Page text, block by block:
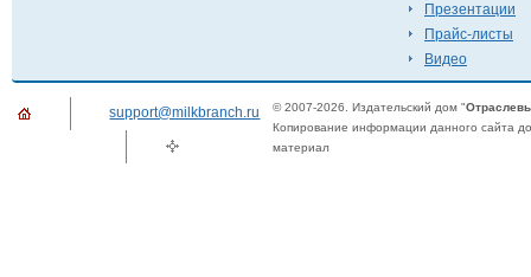
Презентации
Прайс-листы
Видео
support@milkbranch.ru © 2007-2026. Издательский дом "
Копирование информации данного сайта
материал